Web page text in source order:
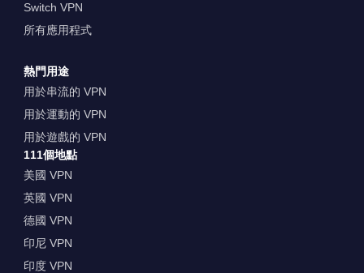
Switch VPN
所有應用程式
熱門用途
用於串流的 VPN
用於運動的 VPN
用於遊戲的 VPN
111個地點
美國 VPN
英國 VPN
德國 VPN
印尼 VPN
印度 VPN